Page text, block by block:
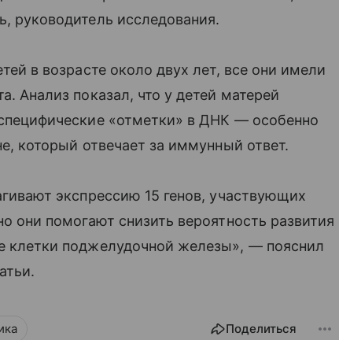
руководитель исследования.
в возрасте около двух лет, все они имели
Анализ показал, что у детей матерей
«отметки» в ДНК — особенно
который отвечает за иммунный ответ.
экспрессию 15 генов, участвующих
помогают снизить вероятность развития
клетки поджелудочной железы», — пояснил
Поделиться